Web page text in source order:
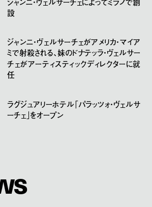
設
ジャンニ・ヴェルサーチェがアメリカ・マイア
ミで射殺される、妹のドナテッラ・ヴェルサー
チェがアーティスティックディレクターに就
任
ラグジュアリーホテル「パラッツォ・ヴェルサ
ーチェ」をオープン
s